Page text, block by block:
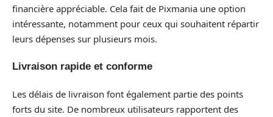
financière appréciable. Cela fait de Pixmania une option
intéressante, notamment pour ceux qui souhaitent répartir
leurs dépenses sur plusieurs mois.
Livraison rapide et conforme
Les délais de livraison font également partie des points
forts du site. De nombreux utilisateurs rapportent des